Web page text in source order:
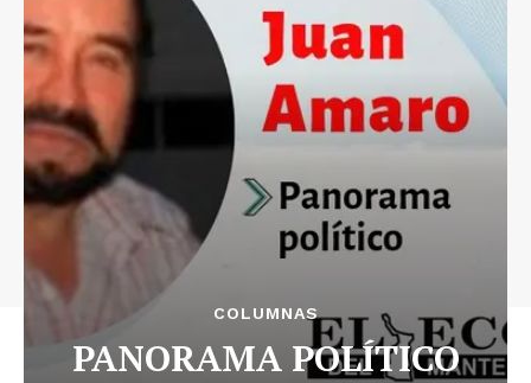
COLUMNAS
PANORAMA POLÍTICO